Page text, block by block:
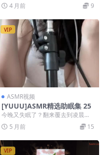
努力成...
4 月前 9
VIP
ASMR视频
[YUUU]ASMR精选助眠集 25
今晚又失眠了？翻来覆去到凌晨两
三点，刷到这儿就算你捡到宝了。Y
UUU 这一期《A...
5 月前 15
VIP